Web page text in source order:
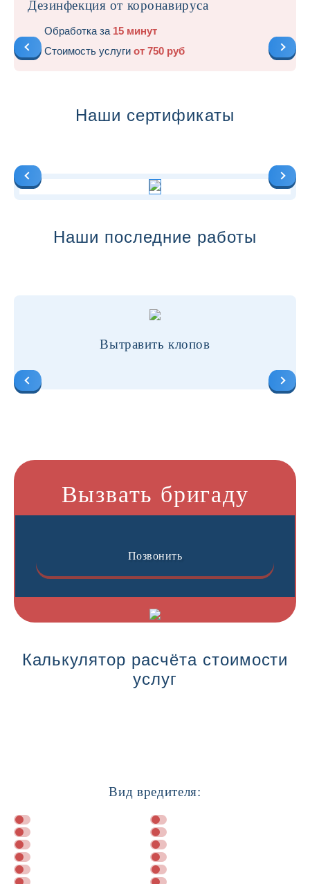
Дезинфекция от коронавируса
Обработка за 15 минут
Стоимость услуги от 750 руб
Наши сертификаты
Наши последние работы
Вытравить клопов
Вызвать бригаду
Позвонить
Калькулятор расчёта стоимости
услуг
Вид вредителя: